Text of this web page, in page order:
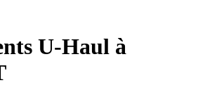
U-Haul à